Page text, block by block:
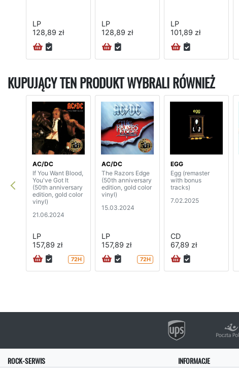
LP
128,89 zł
LP
128,89 zł
LP
101,89 zł
KUPUJĄCY TEN PRODUKT WYBRALI RÓWNIEŻ
AC/DC
If You Want Blood,
You've Got It
(50th anniversary
edition, gold color
vinyl)
21.06.2024
LP
157,89 zł
72H
AC/DC
The Razors Edge
(50th anniversary
edition, gold color
vinyl)
15.03.2024
LP
157,89 zł
72H
EGG
Egg (remaster
with bonus
tracks)
7.02.2025
CD
67,89 zł
ROCK-SERWIS INFORMACJE